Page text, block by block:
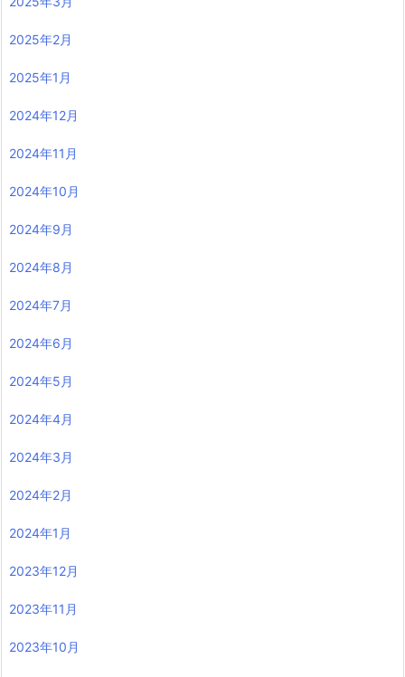
2025年2月
2025年1月
2024年12月
2024年11月
2024年10月
2024年9月
2024年8月
2024年7月
2024年6月
2024年5月
2024年4月
2024年3月
2024年2月
2024年1月
2023年12月
2023年11月
2023年10月